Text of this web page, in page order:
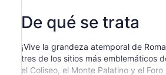
De qué se trata
¡Vive la grandeza atemporal de
tres de los sitios más emblemáticos
el Coliseo, el Monte Palatino y el